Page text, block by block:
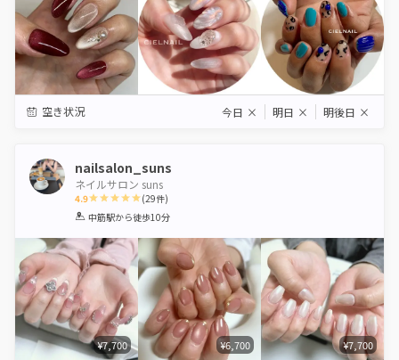
空き状況 今日 × 明日 × 明後日 ×
nailsalon_suns
ネイルサロン suns
4.9
1 2 3 4 5
(29件)
中筋駅から徒歩10分
¥7,700 ¥6,700 ¥7,700